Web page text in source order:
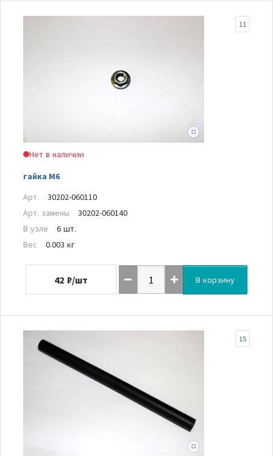
Нет в наличии
гайка М6
11
Арт.
30202-060110
Арт. замены
30202-060140
В узле
6 шт.
Вес
0.003 кг
42 ₽/шт В корзину
15